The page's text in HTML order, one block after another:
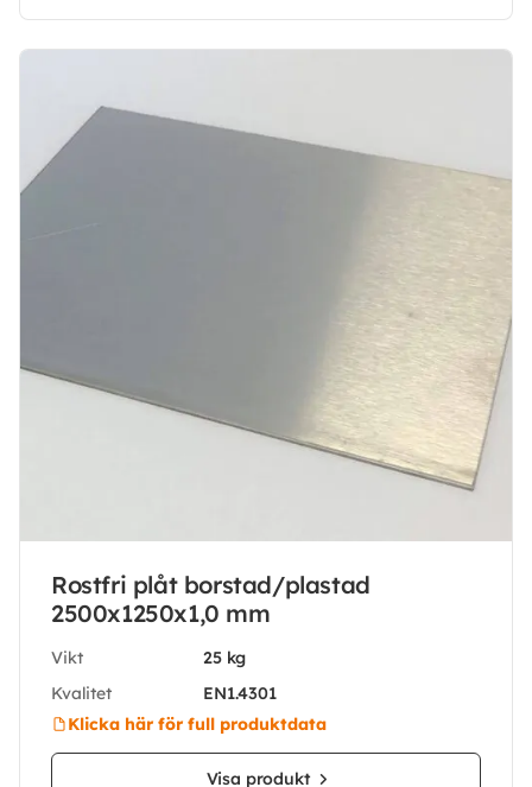
Rostfri plåt borstad/plastad
2500x1250x1,0 mm
Vikt
25 kg
Kvalitet
EN1.4301
Klicka här för full produktdata
Visa produkt